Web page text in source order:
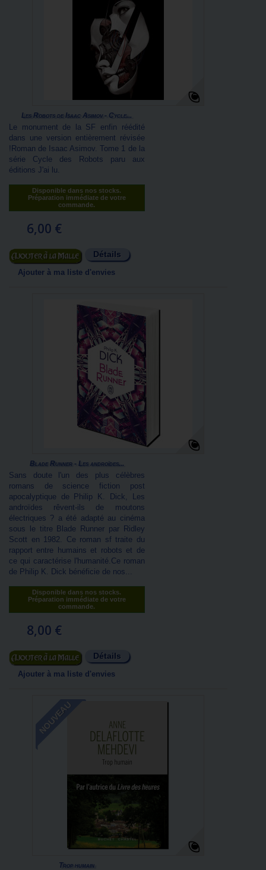
Les Robots de Isaac Asimov - Cycle...
Le monument de la SF enfin réédité
dans une version entièrement révisée
!Roman de Isaac Asimov. Tome 1 de la
série Cycle des Robots paru aux
éditions J'ai lu.
Disponible dans nos stocks.
Préparation immédiate de votre
commande.
6,00 €
Ajouter au panier Détails
Ajouter à ma liste d'envies
Blade Runner - Les androïdes...
Sans doute l'un des plus célèbres
romans de science fiction post
apocalyptique de Philip K. Dick, Les
androïdes rêvent-ils de moutons
électriques ? a été adapté au cinéma
sous le titre Blade Runner par Ridley
Scott en 1982. Ce roman sf traite du
rapport entre humains et robots et de
ce qui caractérise l'humanité.Ce roman
de Philip K. Dick bénéficie de nos...
Disponible dans nos stocks.
Préparation immédiate de votre
commande.
8,00 €
Ajouter au panier Détails
Ajouter à ma liste d'envies
NOUVEAU
Trop humain